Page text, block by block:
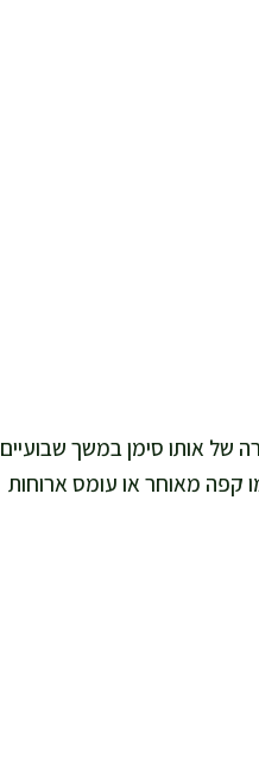
של אותו סימן במשך שבועיים
קפה מאוחר או עומס ארוחות